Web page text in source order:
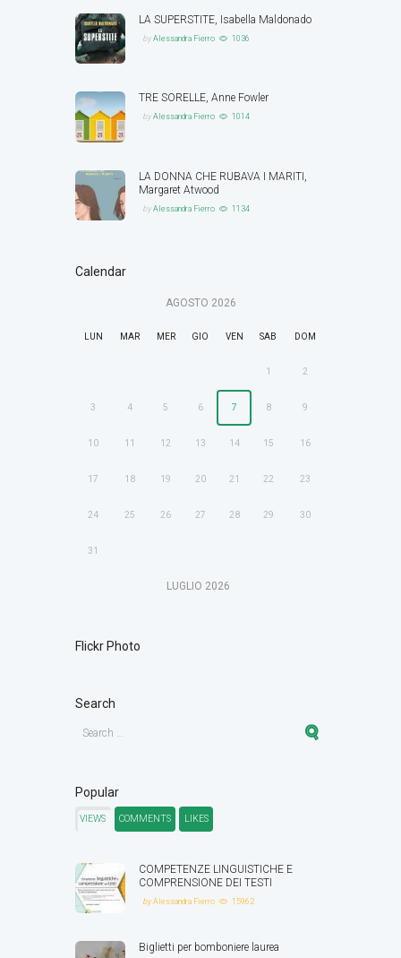
LA SUPERSTITE, Isabella Maldonado
byAlessandra Fierro 1036
TRE SORELLE, Anne Fowler
byAlessandra Fierro 1014
LA DONNA CHE RUBAVA I MARITI,
Margaret Atwood
byAlessandra Fierro 1134
Calendar
AGOSTO 2026
LUN MAR MER GIO VEN SAB DOM
1 2
3 4 5 6 7 8 9
10 11 12 13 14 15 16
17 18 19 20 21 22 23
24 25 26 27 28 29 30
31
LUGLIO 2026
Flickr Photo
Search
Popular
VIEWS COMMENTS LIKES
COMPETENZE LINGUISTICHE E
COMPRENSIONE DEI TESTI
byAlessandra Fierro 15962
Biglietti per bomboniere laurea